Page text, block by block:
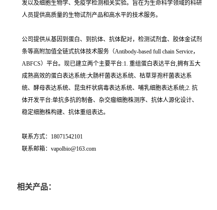
发以及细胞生物学、免疫学检测相关实验。旨在为生命科学领域的科研
人员提供高质量的生物试剂产品和高水平的技术服务。
公司提供从基因到蛋白、到抗体、抗体配对，检测试剂盒、胶体金试剂
条等高附加值全链式抗体技术服务（Antibody-based full chain Service，
ABFCS）平台。现已建立两个主要平台:1. 重组蛋白表达平台,拥有五大
成熟高效的蛋白表达系统:大肠杆菌表达系统、枯草芽孢杆菌表达系
统、酵母表达系统、昆虫杆状病毒表达系统、哺乳细胞表达系统;2. 抗
体开发平台:单抗多抗的制备、杂交瘤细胞株测序、抗体人源化设计、
稳定细胞株构建、抗体重组表达。
联系方式：18071542101
联系邮箱：vapolbio@163.com
相关产品：